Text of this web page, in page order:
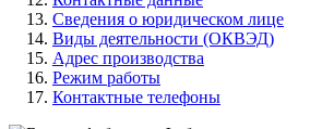
Сведения о юридическом лице
Виды деятельности (ОКВЭД)
Адрес производства
Режим работы
Контактные телефоны